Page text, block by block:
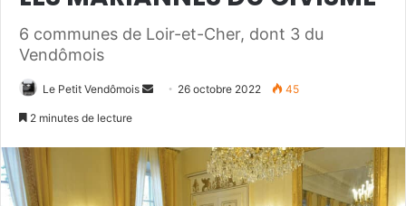
6 communes de Loir-et-Cher, dont 3 du
Vendômois
Le Petit Vendômois
o
y
e
26 octobre 2022 45
2 minutes de lecture